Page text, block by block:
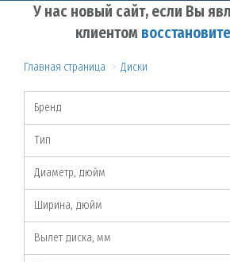
У нас новый сайт, если Вы
клиентом
Главная страница Диски
Бренд
Тип
Диаметр, дюйм
Ширина, дюйм
Вылет диска, мм